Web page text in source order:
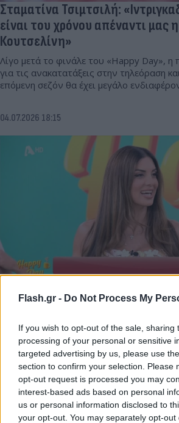
Flash.gr - Do Not Process My
If you wish to opt-out of the sale, sharing
processing of your personal or sensitive
targeted advertising by us, please use
section to confirm your selection. Please
opt-out request is processed you may
interest-based ads based on personal
us or personal information disclosed to
your opt-out. You may separately opt-
Σταματίνα Τσιμτσιλή:
είναι του χρόνου απέναντι μας
Κουτσελίνη»
Λίγο μετά το φινάλε του «Happy Day», η
για τις ανακατατάξεις στην τηλεόραση
επόμενη σεζόν θα έχει μεγάλο
04.07.2026 18:15
Τσιμτσιλή: «Όλα τα ωραία
τίποτα δεδομένο»
Η παρουσιάστρια του «Happy day»
επιτυχία και μίλησε για τις δυσκολίες
των ΜΜΕ…